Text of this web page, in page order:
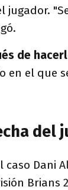
jugador.
de
en el que
del
caso Dani
Brians